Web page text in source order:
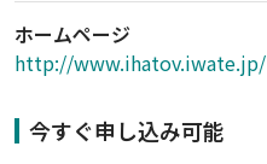
ホームページ
http://www.ihatov.iwate.jp/
今すぐ申し込み可能